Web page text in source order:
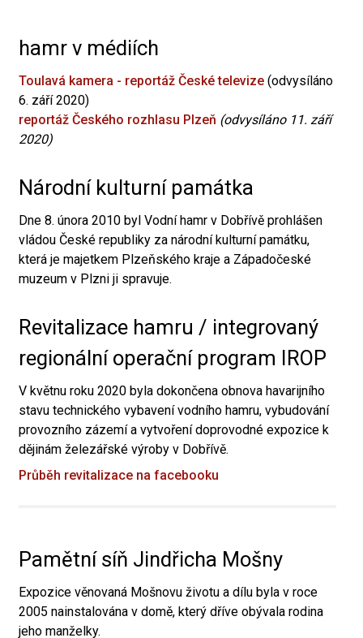
hamr v médiích
Toulavá kamera - reportáž České televize (odvysíláno
6. září 2020)
reportáž Českého rozhlasu Plzeň (odvysíláno 11. září
2020)
Národní kulturní památka
Dne 8. února 2010 byl Vodní hamr v Dobřívě prohlášen
vládou České republiky za národní kulturní památku,
která je majetkem Plzeňského kraje a Západočeské
muzeum v Plzni ji spravuje.
Revitalizace hamru / integrovaný
regionální operační program IROP
V květnu roku 2020 byla dokončena obnova havarijního
stavu technického vybavení vodního hamru, vybudování
provozního zázemí a vytvoření doprovodné expozice k
dějinám železářské výroby v Dobřívě.
Průběh revitalizace na facebooku
Pamětní síň Jindřicha Mošny
Expozice věnovaná Mošnovu životu a dílu byla v roce
2005 nainstalována v domě, který dříve obývala rodina
jeho manželky.